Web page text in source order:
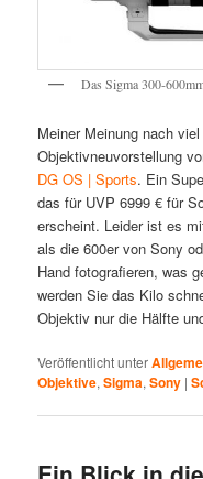
Das Sigma 300-
Meiner Meinung nach
Objektivneuvorstellung
DG OS | Sports. Ein
das für UVP 6999 € für
erscheint. Leider ist es
als die 600er von Sony
Hand fotografieren, was
werden Sie das Kilo
Objektiv nur die Hälfte
Veröffentlicht unter
Objektive,Sigma,Sony |